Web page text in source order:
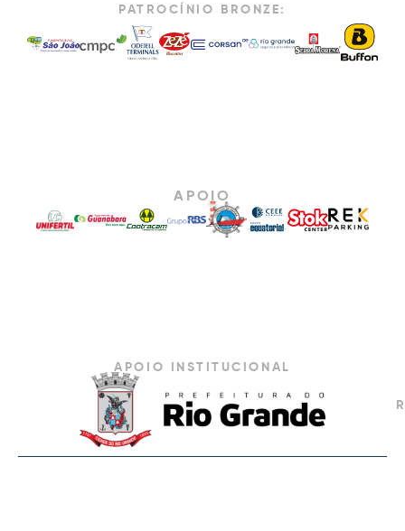
PATROCÍNIO BRONZE:
APOIO
APOIO INSTITUCIONAL